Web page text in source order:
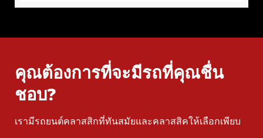
คุณต้องการที่จะมีรถที่คุณชื่น
ชอบ?
เรามีรถยนต์คลาสสิกที่ทันสมัยและคลาสสิคให้เลือกเพียบ